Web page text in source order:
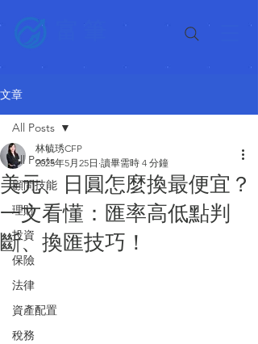
文章
All Posts
顧問技能
理財
投資
保險
法律
資產配置
稅務
All Posts
美元、日圓怎麼換最便宜？
一文看懂：匯率高低點判
斷、換匯技巧！
林毓琇CFP
2025年5月25日 讀畢需時 4 分鐘